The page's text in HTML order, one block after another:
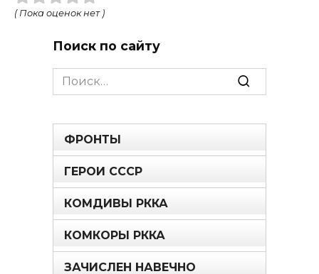
( Пока оценок нет )
Поиск по сайту
Search
for:
ФРОНТЫ
ГЕРОИ СССР
КОМДИВЫ РККА
КОМКОРЫ РККА
ЗАЧИСЛЕН НАВЕЧНО